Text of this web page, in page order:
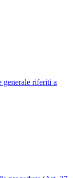
generale riferiti a